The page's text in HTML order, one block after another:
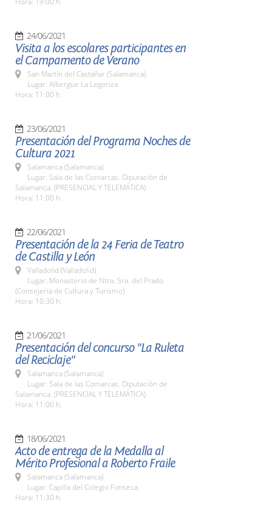
24/06/2021
Visita a los escolares participantes en
el Campamento de Verano
San Martín del Castañar (Salamanca)
Lugar: Albergue La Legoriza
Hora: 11:00 h.
23/06/2021
Presentación del Programa Noches de
Cultura 2021
Salamanca (Salamanca)
Lugar: Sala de las Comarcas. Diputación de
Salamanca. (PRESENCIAL Y TELEMÁTICA)
Hora: 11:00 h.
22/06/2021
Presentación de la 24 Feria de Teatro
de Castilla y León
Valladolid (Valladolid)
Lugar: Monasterio de Ntra. Sra. del Prado
(Consejería de Cultura y Turismo)
Hora: 10:30 h.
21/06/2021
Presentación del concurso "La Ruleta
del Reciclaje"
Salamanca (Salamanca)
Lugar: Sala de las Comarcas. Diputación de
Salamanca. (PRESENCIAL Y TELEMÁTICA)
Hora: 11:00 h.
18/06/2021
Acto de entrega de la Medalla al
Mérito Profesional a Roberto Fraile
Salamanca (Salamanca)
Lugar: Capilla del Colegio Fonseca
Hora: 11:30 h.